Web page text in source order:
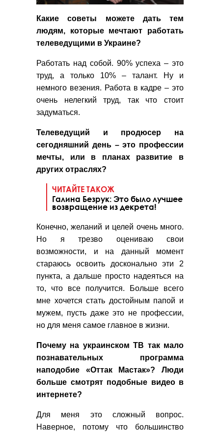
Какие советы можете дать тем
людям, которые мечтают работать
телеведущими в Украине?
Работать над собой. 90% успеха – это
труд, а только 10% – талант. Ну и
немного везения. Работа в кадре – это
очень нелегкий труд, так что стоит
задуматься.
Телеведущий и продюсер на
сегодняшний день – это профессии
мечты, или в планах развитие в
других отраслях?
ЧИТАЙТЕ ТАКОЖ
Галина Безрук: Это было лучшее
возвращение из декрета!
Конечно, желаний и целей очень много.
Но я трезво оцениваю свои
возможности, и на данный момент
стараюсь освоить досконально эти 2
пункта, а дальше просто надеяться на
то, что все получится. Больше всего
мне хочется стать достойным папой и
мужем, пусть даже это не профессии,
но для меня самое главное в жизни.
Почему на украинском ТВ так мало
познавательных программа
наподобие «Оттак Мастак»? Люди
больше смотрят подобные видео в
интернете?
Для меня это сложный вопрос.
Наверное, потому что большинство